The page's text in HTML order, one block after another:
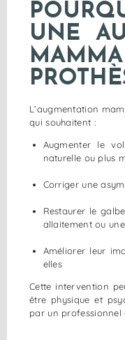
UNE
L’augmentation
qui souhaitent :
Augmenter le
naturelle ou plus
Corriger une
Restaurer le
allaitement ou
Améliorer leur
elles
Cette intervention
être physique et
par un professionnel